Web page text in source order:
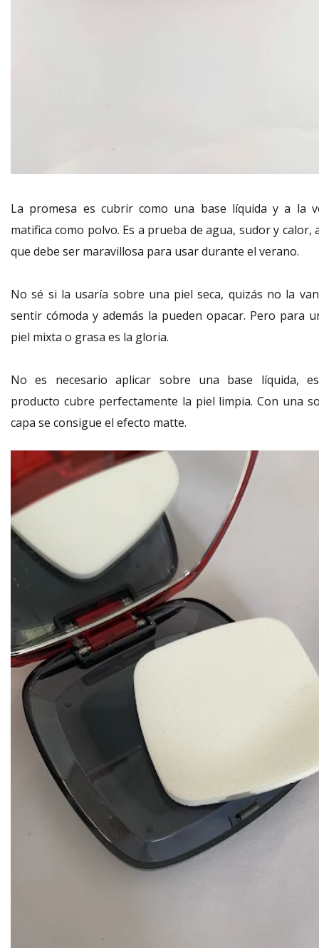
La promesa es cubrir como una base líquida y a la
matifica como polvo. Es a prueba de agua, sudor y calor,
que debe ser maravillosa para usar durante el verano.
No sé si la usaría sobre una piel seca, quizás no la
sentir cómoda y además la pueden opacar. Pero para
piel mixta o grasa es la gloria.
No es necesario aplicar sobre una base líquida,
producto cubre perfectamente la piel limpia. Con una
capa se consigue el efecto matte.